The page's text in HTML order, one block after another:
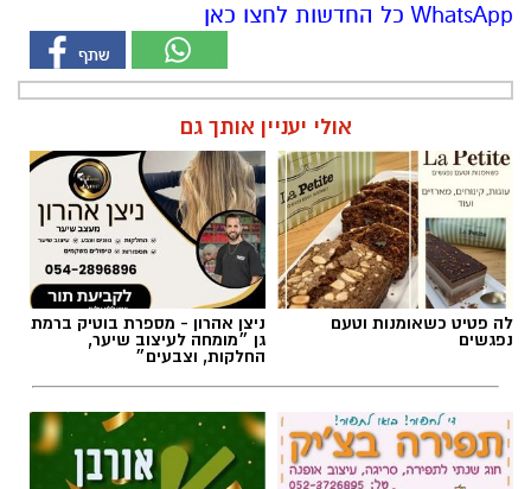
WhatsApp כל החדשות לחצו כאן
אולי יעניין אותך גם
לה פטיט כשאומנות וטעם
נפגשים
ניצן אהרון - מספרת בוטיק ברמת
גן ״מומחה לעיצוב שיער,
החלקות, וצבעים״